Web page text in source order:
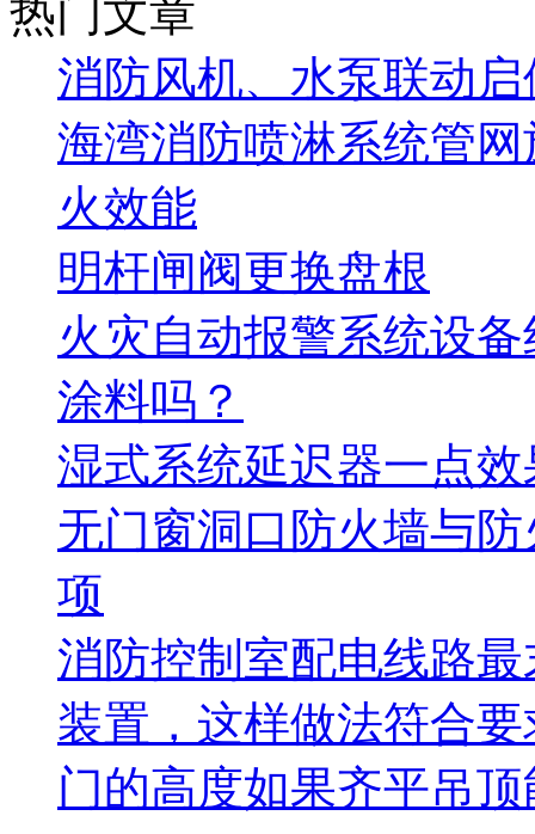
热门文章
消防风机、水泵联动
海湾消防喷淋系统管
火效能
明杆闸阀更换盘根
火灾自动报警系统设
涂料吗？
湿式系统延迟器一点
无门窗洞口防火墙与
项
消防控制室配电线路
装置，这样做法符合
门的高度如果齐平吊